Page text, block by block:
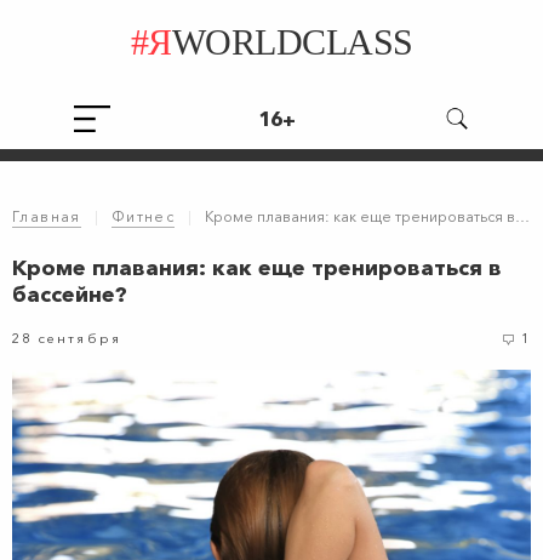
#ЯWORLDCLASS
16+
Главная | Фитнес | Кроме плавания: как еще тренироваться в бассейне?
Кроме плавания: как еще тренироваться в
бассейне?
28 сентября 1